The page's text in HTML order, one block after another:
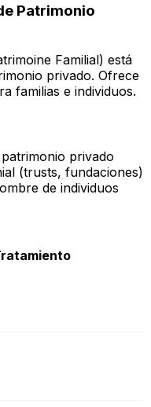
Patrimonio
Familial) está
privado. Ofrece
familias e individuos.
privado
(trusts, fundaciones)
de individuos